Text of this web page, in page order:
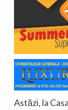
Astăzi, la